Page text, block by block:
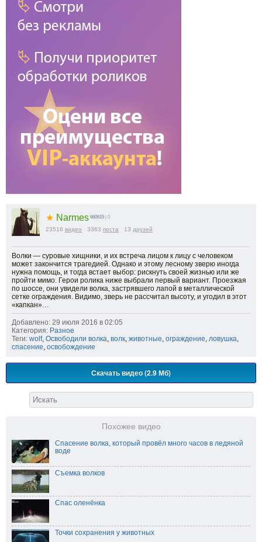
★ Narmes 660615 | 0
23516 видео 3363 поста 13 друзей
Волки — суровые хищники, и их встреча лицом к лицу с человеком
может закончится трагедией. Однако и этому лесному зверю иногда
нужна помощь, и тогда встает выбор: рискнуть своей жизнью или же
пройти мимо. Герои ролика ниже выбрали первый вариант. Проезжая
по шоссе, они увидели волка, застрявшего лапой в металлической
сетке ограждения. Видимо, зверь не рассчитал высоту, и угодил в этот
«капкан»…
Добавлено: 29 июля 2016 в 02:05
Категория: Разное
Теги: wolf, Освободили волка, волк, животные, ограждение, ловушка,
спасение, освобождение
Скачать видео (2.9 Мб)
Похожее видео
Спасение волка, который провёл много часов в ледяной
воде
Съемка волков
Спас оленёнка
Точки сохранения у животных